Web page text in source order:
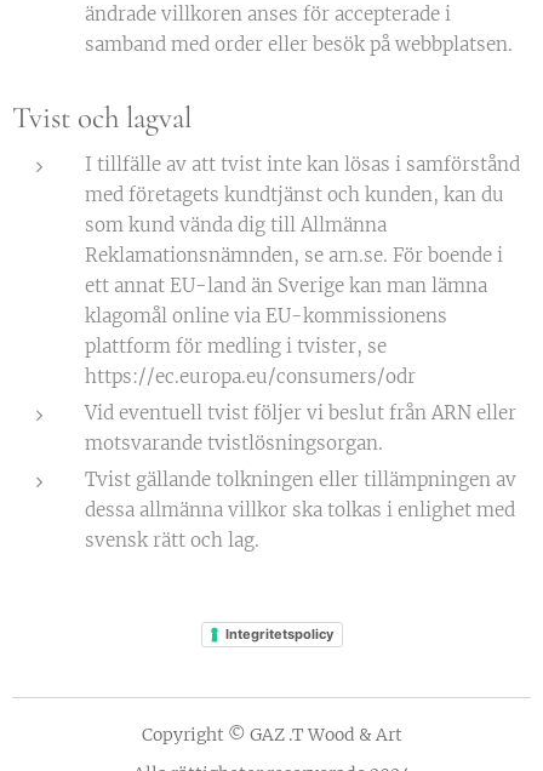
ändrade villkoren anses för accepterade i
samband med order eller besök på webbplatsen.
Tvist och lagval
I tillfälle av att tvist inte kan lösas i samförstånd
med företagets kundtjänst och kunden, kan du
som kund vända dig till Allmänna
Reklamationsnämnden, se arn.se. För boende i
ett annat EU-land än Sverige kan man lämna
klagomål online via EU-kommissionens
plattform för medling i tvister, se
https://ec.europa.eu/consumers/odr
Vid eventuell tvist följer vi beslut från ARN eller
motsvarande tvistlösningsorgan.
Tvist gällande tolkningen eller tillämpningen av
dessa allmänna villkor ska tolkas i enlighet med
svensk rätt och lag.
Integritetspolicy
Copyright © GAZ .T Wood & Art